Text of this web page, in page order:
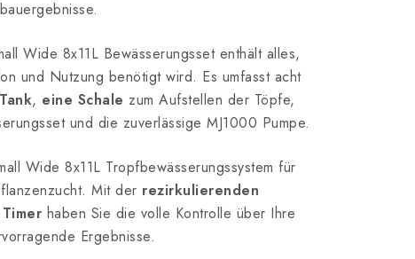
Wide 8x11L Bewässerungsset enthält alles,
und Nutzung benötigt wird. Es umfasst acht
, eine Schale zum Aufstellen der Töpfe,
und die zuverlässige MJ1000 Pumpe.
Wide 8x11L Tropfbewässerungssystem für
Mit der rezirkulierenden
Timer haben Sie die volle Kontrolle über Ihre
Ergebnisse.